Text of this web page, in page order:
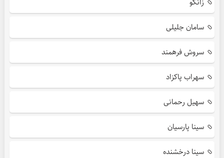
سامان جلیلی
سروش فرهمند
سهراب پاکزاد
سهیل رحمانی
سینا پارسیان
سینا درخشنده